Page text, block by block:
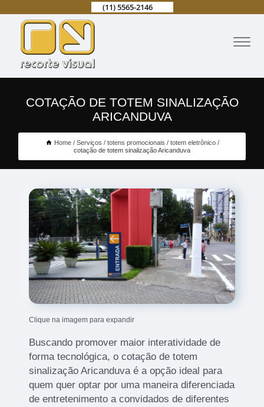
(11) 5565-2146
COTAÇÃO DE TOTEM SINALIZAÇÃO
ARICANDUVA
Home Serviços totens promocionais
totem eletrônico
cotação de totem sinalização Aricanduva
Clique na imagem para expandir
Buscando promover maior interatividade de
forma tecnológica, o cotação de totem
sinalização Aricanduva é a opção ideal para
quem quer optar por uma maneira diferenciada
de entretenimento a convidados de diferentes